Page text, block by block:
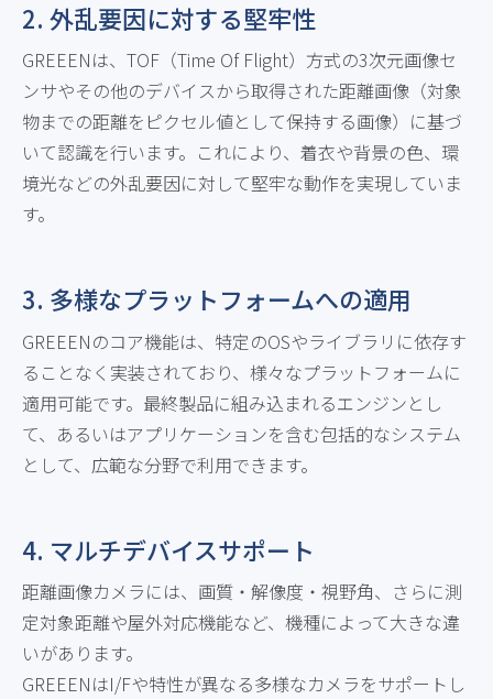
2. 外乱要因に対する堅牢性
GREEENは、TOF（Time Of Flight）方式の3次元画像セ
ンサやその他のデバイスから取得された距離画像（対象
物までの距離をピクセル値として保持する画像）に基づ
いて認識を行います。これにより、着衣や背景の色、環
境光などの外乱要因に対して堅牢な動作を実現していま
す。
3. 多様なプラットフォームへの適用
GREEENのコア機能は、特定のOSやライブラリに依存す
ることなく実装されており、様々なプラットフォームに
適用可能です。最終製品に組み込まれるエンジンとし
て、あるいはアプリケーションを含む包括的なシステム
として、広範な分野で利用できます。
4. マルチデバイスサポート
距離画像カメラには、画質・解像度・視野角、さらに測
定対象距離や屋外対応機能など、機種によって大きな違
いがあります。
GREEENはI/Fや特性が異なる多様なカメラをサポートし